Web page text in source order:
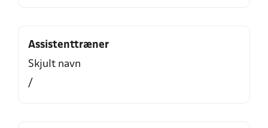
Assistenttræner
Skjult navn
/